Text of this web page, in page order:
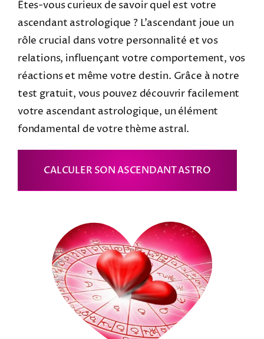
Êtes-vous curieux de savoir quel est votre
ascendant astrologique ? L’ascendant joue un
rôle crucial dans votre personnalité et vos
relations, influençant votre comportement, vos
réactions et même votre destin. Grâce à notre
test gratuit, vous pouvez découvrir facilement
votre ascendant astrologique, un élément
fondamental de votre thème astral.
CALCULER SON ASCENDANT ASTRO